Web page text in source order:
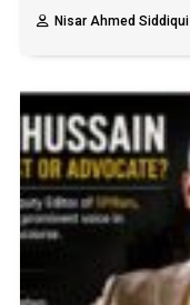
Nisar Ahmed Siddiqui